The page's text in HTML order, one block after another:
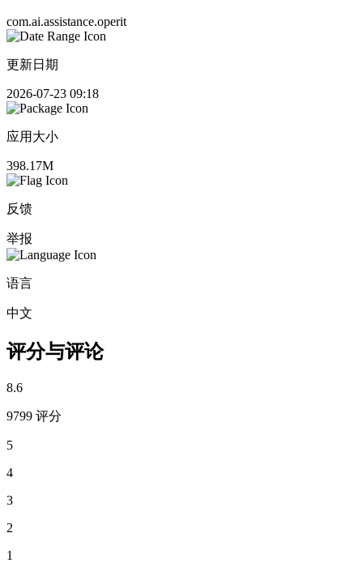
com.ai.assistance.operit
更新日期
2026-07-23 09:18
应用大小
398.17M
反馈
举报
语言
中文
评分与评论
8.6
9799 评分
5
4
3
2
1